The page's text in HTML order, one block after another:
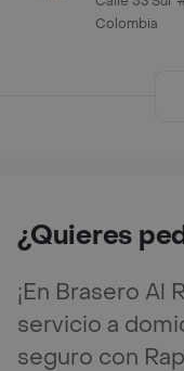
Colombia
¿Quieres
¡En Brasero Al
servicio a
seguro con